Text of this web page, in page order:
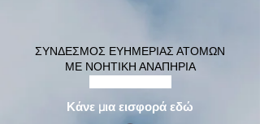
ΣΥΝΔΕΣΜΟΣ ΕΥΗΜΕΡΙΑΣ ΑΤΟΜΩΝ
ΜΕ ΝΟΗΤΙΚΗ ΑΝΑΠΗΡΙΑ
Κάνε μια εισφορά εδώ